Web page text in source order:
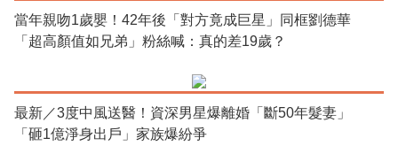
當年親吻1歲嬰！42年後「對方竟成巨星」同框劉德華
「超高顏值如兄弟」粉絲喊：真的差19歲？
最新／3度中風送醫！資深男星爆離婚「斷50年髮妻」
「砸1億淨身出戶」家族爆紛爭